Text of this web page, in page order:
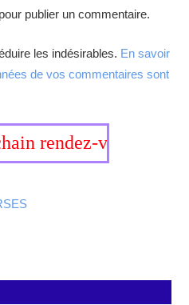
publier un commentaire.
les indésirables. En savoir
de vos commentaires sont
rendez-vous, 19-